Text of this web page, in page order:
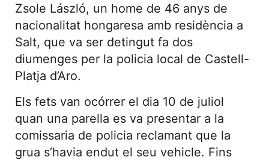
Zsole László, un home de 46 anys de
nacionalitat hongaresa amb residència a
Salt, que va ser detingut fa dos
diumenges per la policia local de Castell-
Platja d’Aro.
Els fets van ocórrer el dia 10 de juliol
quan una parella es va presentar a la
comissaria de policia reclamant que la
grua s’havia endut el seu vehicle. Fins